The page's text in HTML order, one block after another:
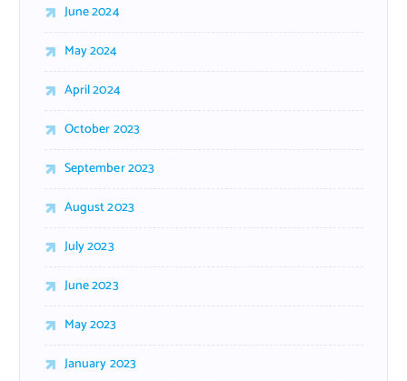
June 2024
May 2024
April 2024
October 2023
September 2023
August 2023
July 2023
June 2023
May 2023
January 2023